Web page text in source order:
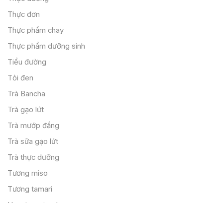
Thực đơn
Thực phẩm chay
Thực phẩm dưỡng sinh
Tiểu đường
Tỏi đen
Trà Bancha
Trà gạo lứt
Trà mướp đắng
Trà sữa gạo lứt
Trà thực dưỡng
Tương miso
Tương tamari